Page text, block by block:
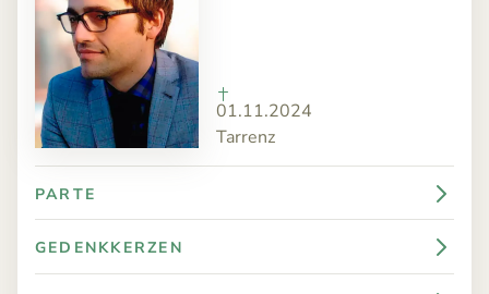
01.11.2024
Tarrenz
PARTE
GEDENKKERZEN